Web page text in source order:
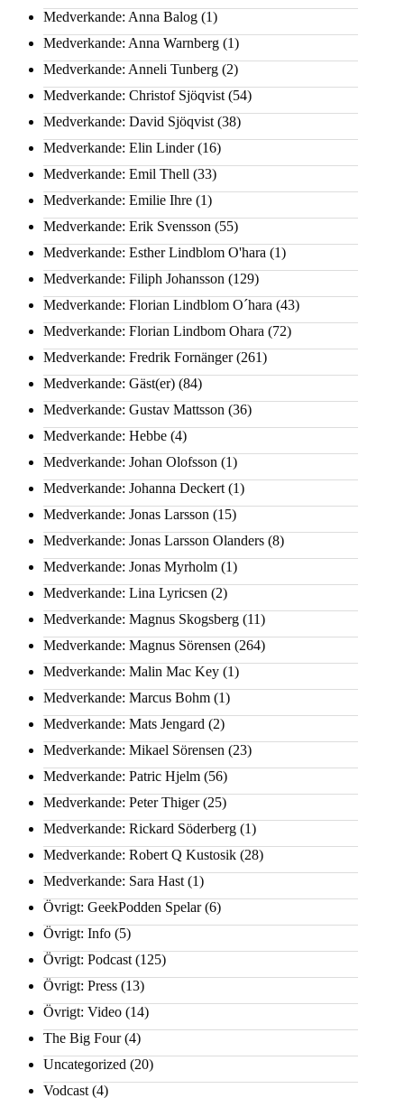
Medverkande: Anna Balog (1)
Medverkande: Anna Warnberg (1)
Medverkande: Anneli Tunberg (2)
Medverkande: Christof Sjöqvist (54)
Medverkande: David Sjöqvist (38)
Medverkande: Elin Linder(16)
Medverkande: Emil Thell (33)
Medverkande: Emilie Ihre (1)
Medverkande: Erik Svensson (55)
Medverkande: Esther Lindblom O'hara (1)
Medverkande: Filiph Johansson (129)
Medverkande: Florian Lindblom O´hara (43)
Medverkande: Florian Lindbom Ohara (72)
Medverkande: Fredrik Fornänger(261)
Medverkande: Gäst(er) (84)
Medverkande: Gustav Mattsson (36)
Medverkande: Hebbe (4)
Medverkande: Johan Olofsson (1)
Medverkande: Johanna Deckert (1)
Medverkande: Jonas Larsson (15)
Medverkande: Jonas Larsson Olanders (8)
Medverkande: Jonas Myrholm (1)
Medverkande: Lina Lyricsen (2)
Medverkande: Magnus Skogsberg (11)
Medverkande: Magnus Sörensen (264)
Medverkande: Malin Mac Key (1)
Medverkande: Marcus Bohm (1)
Medverkande: Mats Jengard (2)
Medverkande: Mikael Sörensen (23)
Medverkande: Patric Hjelm (56)
Medverkande: Peter Thiger(25)
Medverkande: Rickard Söderberg (1)
Medverkande: Robert Q Kustosik (28)
Medverkande: Sara Hast (1)
Övrigt: GeekPodden Spelar(6)
Övrigt: Info (5)
Övrigt: Podcast (125)
Övrigt: Press (13)
Övrigt: Video (14)
The Big Four(4)
Uncategorized (20)
Vodcast (4)